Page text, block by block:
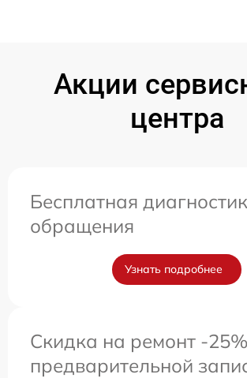
Акции
центра
Бесплатная
обращения
Узнать подробнее
Скидка на ремонт -
предварительной